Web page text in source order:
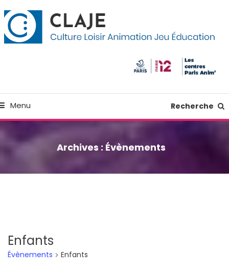
Menu Recherche
Archives : Évènements
Enfants
Évènements Enfants